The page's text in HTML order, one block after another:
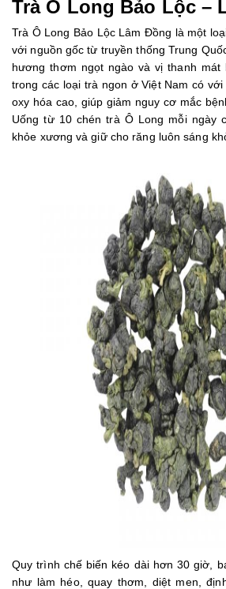
Trà Ô Long Bảo Lộc –
Trà Ô Long Bảo Lộc Lâm Đồng là một
với nguồn gốc từ truyền thống Trung
hương thơm ngọt ngào và vị thanh
trong các loại trà ngon ở Việt Nam có
oxy hóa cao, giúp giảm nguy cơ mắc
Uống từ 10 chén trà Ô Long mỗi ngày
khỏe xương và giữ cho răng luôn sáng
Quy trình chế biến kéo dài hơn 30 giờ,
như làm héo, quay thơm, diệt men,